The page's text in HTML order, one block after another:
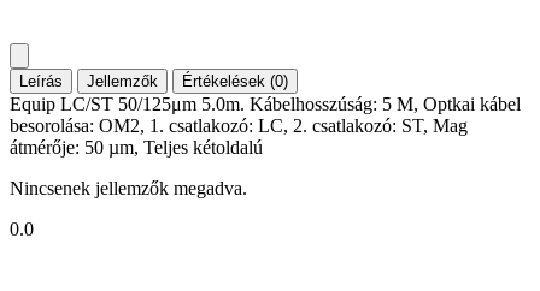
Leírás Jellemzők Értékelések (0)
Equip LC/ST 50/125μm 5.0m. Kábelhosszúság: 5 M, Optkai kábel
besorolása: OM2, 1. csatlakozó: LC, 2. csatlakozó: ST, Mag
átmérője: 50 µm, Teljes kétoldalú
Nincsenek jellemzők megadva.
0.0